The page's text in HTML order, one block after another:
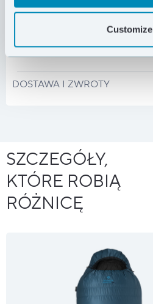
Customize
CECHY PRODUKTU
DANE TECHNICZNE
DOSTAWA I ZWROTY
SZCZEGÓŁY,
KTÓRE ROBIĄ
RÓŻNICĘ